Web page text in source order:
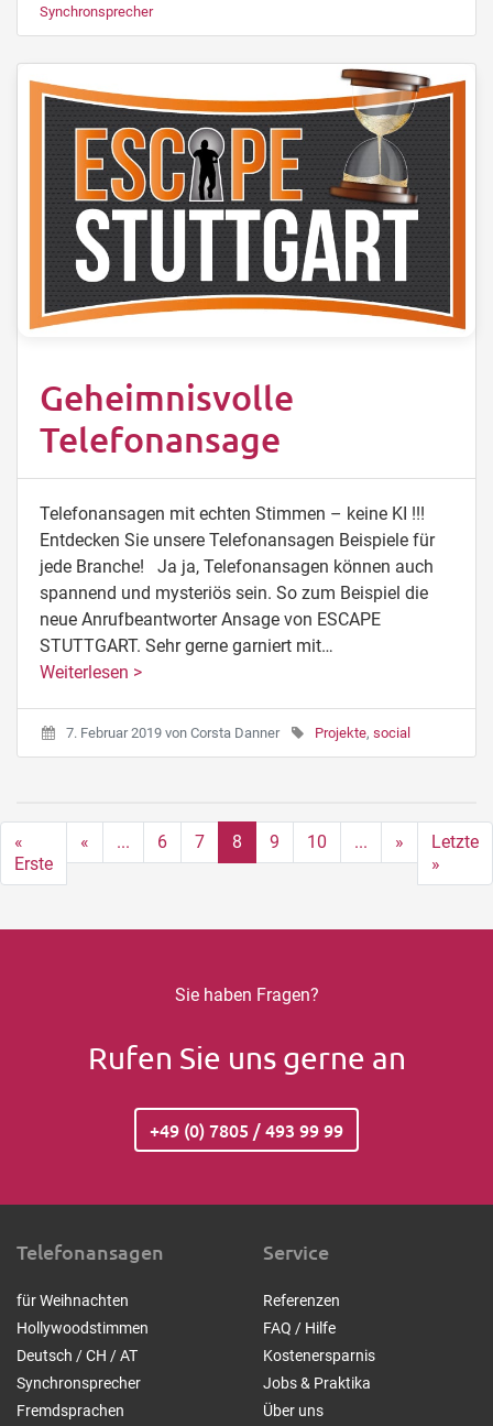
Synchronsprecher
Geheimnisvolle
Telefonansage
Telefonansagen mit echten Stimmen – keine KI !!!
Entdecken Sie unsere Telefonansagen Beispiele für
jede Branche! Ja ja, Telefonansagen können auch
spannend und mysteriös sein. So zum Beispiel die
neue Anrufbeantworter Ansage von ESCAPE
STUTTGART. Sehr gerne garniert mit…
Weiterlesen >
7. Februar 2019 von Corsta Danner Projekte, social
«
Erste
« ... 6 7 8 9 10 ... »
Letzte
»
Sie haben Fragen?
Rufen Sie uns gerne an
+49 (0) 7805 / 493 99 99
Telefonansagen
für Weihnachten
Hollywoodstimmen
Deutsch / CH / AT
Synchronsprecher
Fremdsprachen
Service
Referenzen
FAQ / Hilfe
Kostenersparnis
Jobs & Praktika
Über uns